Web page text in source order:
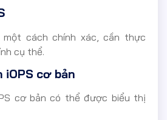
một cách chính xác, cần thực
cụ thể.
cơ bản
cơ bản có thể được biểu thị